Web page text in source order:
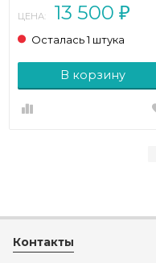
ЦЕНА: 13 500 ₽
Осталась 1 штука
В корзину
Контакты